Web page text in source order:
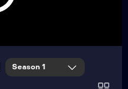
Season 1